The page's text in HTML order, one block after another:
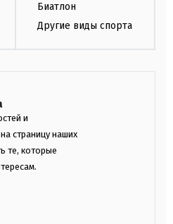
Биатлон
Другие виды спорта
и
страницу наших
те, которые